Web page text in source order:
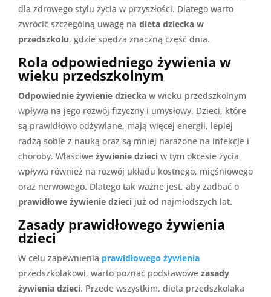
dla zdrowego stylu życia w przyszłości. Dlatego warto
zwrócić szczególną uwagę na dieta dziecka w
przedszkolu, gdzie spędza znaczną część dnia.
Rola odpowiedniego żywienia w
wieku przedszkolnym
Odpowiednie żywienie dziecka w wieku przedszkolnym
wpływa na jego rozwój fizyczny i umysłowy. Dzieci, które
są prawidłowo odżywiane, mają więcej energii, lepiej
radzą sobie z nauką oraz są mniej narażone na infekcje i
choroby. Właściwe żywienie dzieci w tym okresie życia
wpływa również na rozwój układu kostnego, mięśniowego
oraz nerwowego. Dlatego tak ważne jest, aby zadbać o
prawidłowe żywienie dzieci już od najmłodszych lat.
Zasady prawidłowego żywienia
dzieci
W celu zapewnienia prawidłowego żywienia
przedszkolakowi, warto poznać podstawowe zasady
żywienia dzieci. Przede wszystkim, dieta przedszkolaka